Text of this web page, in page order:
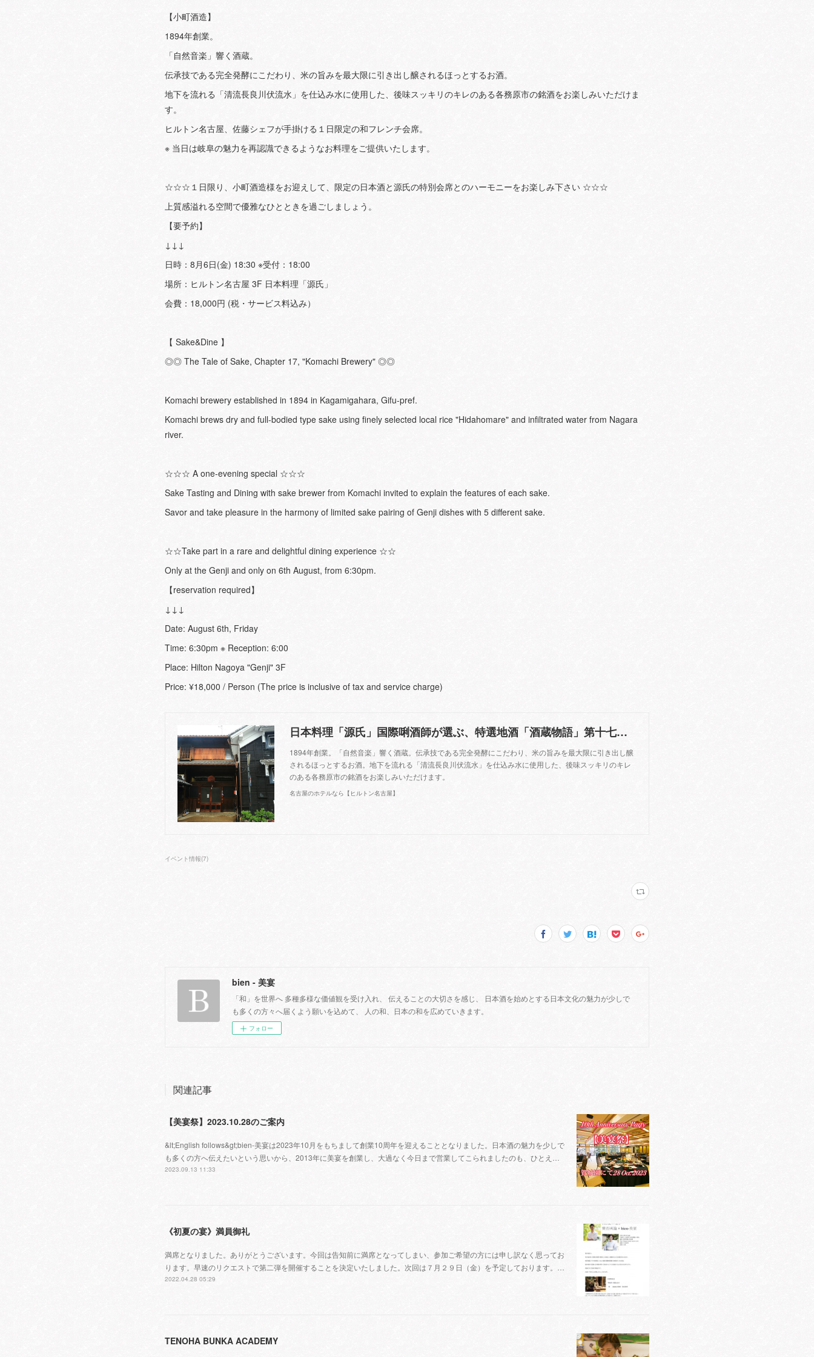
【小町酒造】
1894年創業。
「自然音楽」響く酒蔵。
伝承技である完全発酵にこだわり、米の旨みを最大限に引き出し醸されるほっとするお酒。
地下を流れる「清流長良川伏流水」を仕込み水に使用した、後味スッキリのキレのある各務原市の銘酒をお楽しみいただけま
す。
ヒルトン名古屋、佐藤シェフが手掛ける１日限定の和フレンチ会席。
※ 当日は岐阜の魅力を再認識できるようなお料理をご提供いたします。
☆☆☆１日限り、小町酒造様をお迎えして、限定の日本酒と源氏の特別会席とのハーモニーをお楽しみ下さい ☆☆☆
上質感溢れる空間で優雅なひとときを過ごしましょう。
【要予約】
↓↓↓
日時：8月6日(金) 18:30 ※受付：18:00
場所：ヒルトン名古屋 3F 日本料理「源氏」
会費：18,000円 (税・サービス料込み）
【 Sake&Dine 】
◎◎ The Tale of Sake, Chapter 17, "Komachi Brewery" ◎◎
Komachi brewery established in 1894 in Kagamigahara, Gifu-pref.
Komachi brews dry and full-bodied type sake using finely selected local rice "Hidahomare" and infiltrated water from Nagara
river.
☆☆☆ A one-evening special ☆☆☆
Sake Tasting and Dining with sake brewer from Komachi invited to explain the features of each sake.
Savor and take pleasure in the harmony of limited sake pairing of Genji dishes with 5 different sake.
☆☆Take part in a rare and delightful dining experience ☆☆
Only at the Genji and only on 6th August, from 6:30pm.
【reservation required】
↓↓↓
Date: August 6th, Friday
Time: 6:30pm ※ Reception: 6:00
Place: Hilton Nagoya "Genji" 3F
Price: ¥18,000 / Person (The price is inclusive of tax and service charge)
日本料理「源氏」国際唎酒師が選ぶ、特選地酒「酒蔵物語」第十七章「小町酒造」 | 名古屋のホテルなら【ヒルトン名古屋】
1894年創業。「自然音楽」響く酒蔵。伝承技である完全発酵にこだわり、米の旨みを最大限に引き出し醸
されるほっとするお酒。地下を流れる「清流長良川伏流水」を仕込み水に使用した、後味スッキリのキレ
のある各務原市の銘酒をお楽しみいただけます。
名古屋のホテルなら【ヒルトン名古屋】
イベント情報(7)
bien - 美宴
「和」を世界へ 多種多様な価値観を受け入れ、 伝えることの大切さを感じ、 日本酒を始めとする日本文化の魅力が少しで
も多くの方々へ届くよう願いを込めて、 人の和、日本の和を広めていきます。
フォロー
関連記事
【美宴祭】2023.10.28のご案内
&lt;English follows&gt;bien-美宴は2023年10月をもちまして創業10周年を迎えることとなりました。日本酒の魅力を少しで
も多くの方へ伝えたいという思いから、2013年に美宴を創業し、大過なく今日まで営業してこられましたのも、ひとえ…
2023.09.13 11:33
《初夏の宴》満員御礼
満席となりました。ありがとうございます。今回は告知前に満席となってしまい、参加ご希望の方には申し訳なく思ってお
ります。早速のリクエストで第二弾を開催することを決定いたしました。次回は７月２９日（金）を予定しております。…
2022.04.28 05:29
TENOHA BUNKA ACADEMY